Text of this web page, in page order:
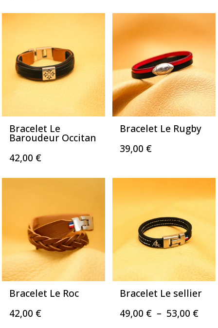
Bracelet Le
Baroudeur Occitan
42,00 €
Bracelet Le Rugby
39,00 €
Bracelet Le Roc
42,00 €
Bracelet Le sellier
49,00 € – 53,00 €